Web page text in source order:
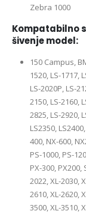
Zebra 1000
Kompatabilno
šivenje model:
150 Campus,
1520, LS-1717,
LS-2020P, LS-
2150, LS-2160,
2825, LS-2920,
LS2350,
400, NX-600,
PS-1000, PS-
PX-300, PX200,
2022, XL-2030,
2610, XL-2620,
3500, XL-3510,